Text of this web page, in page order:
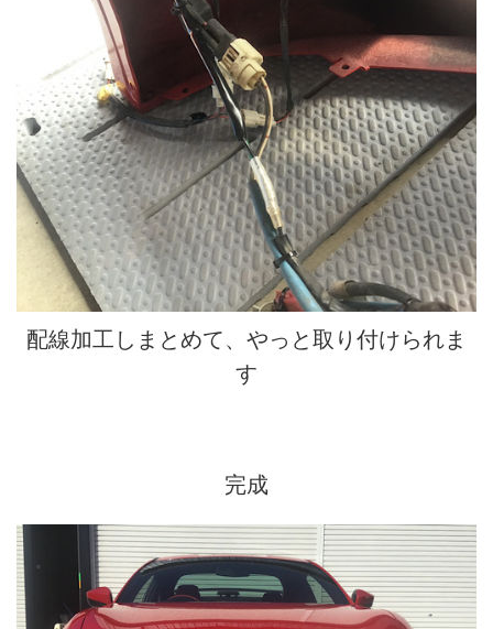
配線加工しまとめて、やっと取り付けられま
す
完成